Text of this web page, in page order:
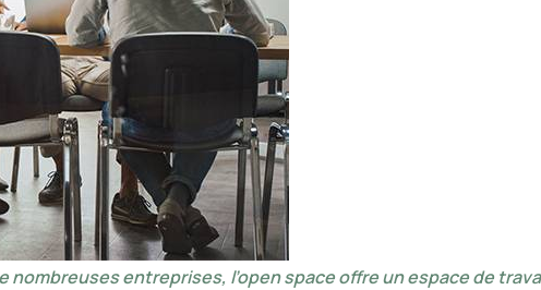
nombreuses entreprises, l’open space offre un espace de